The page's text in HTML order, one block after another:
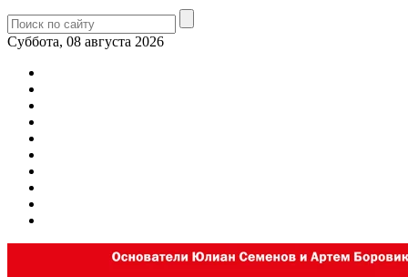
Суббота, 08 августа 2026